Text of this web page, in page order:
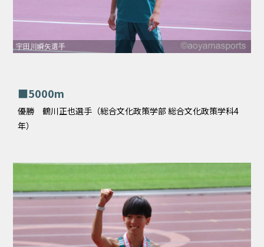
宇田川瞬矢選手
■5000m
優勝 鶴川正也選手（総合文化政策学部 総合文化政策学科4
年）